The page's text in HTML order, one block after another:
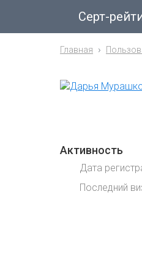
Серт-
Главная
Активность
Дата
Последний